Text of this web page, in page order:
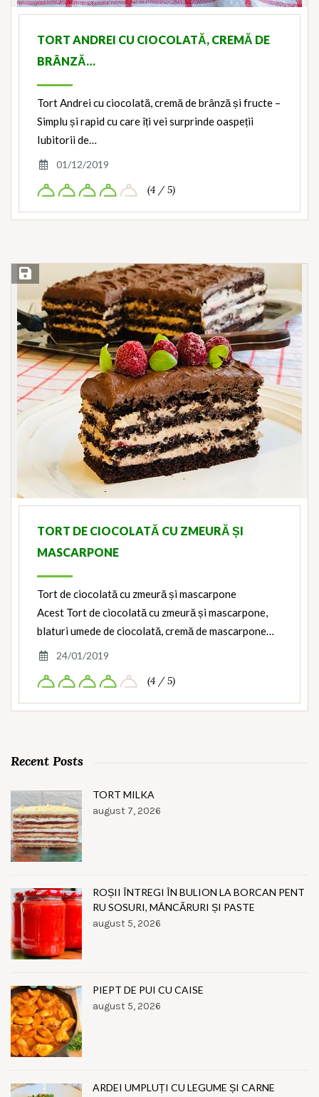
TORT ANDREI CU CIOCOLATĂ, CREMĂ DE
BRÂNZĂ…
Tort Andrei cu ciocolată, cremă de brânză și fructe –
Simplu și rapid cu care îți vei surprinde oaspeții
Iubitorii de…
01/12/2019
(4 / 5)
Save Recipe
TORT DE CIOCOLATĂ CU ZMEURĂ ȘI
MASCARPONE
Tort de ciocolată cu zmeură și mascarpone
Acest Tort de ciocolată cu zmeură și mascarpone,
blaturi umede de ciocolată, cremă de mascarpone…
24/01/2019
(4 / 5)
Recent Posts
TORT MILKA
august 7, 2026
ROȘII ÎNTREGI ÎN BULION LA BORCAN PENT
RU SOSURI, MÂNCĂRURI ȘI PASTE
august 5, 2026
PIEPT DE PUI CU CAISE
august 5, 2026
ARDEI UMPLUȚI CU LEGUME ȘI CARNE